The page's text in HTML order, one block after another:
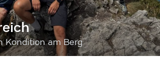
Kondition am Berg